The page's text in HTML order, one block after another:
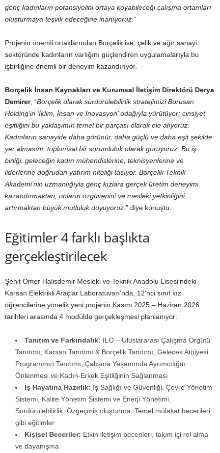
genç kadınların potansiyelini ortaya koyabileceği çalışma ortamları
oluşturmaya teşvik edeceğine inanıyoruz. ”
Projenin önemli ortaklarından Borçelik ise, çelik ve ağır sanayi
sektöründe kadınların varlığını güçlendiren uygulamalarıyla bu
işbirliğine önemli bir deneyim kazandırıyor.
Borçelik İnsan Kaynakları ve Kurumsal İletişim Direktörü Derya
Demirer, “Borçelik olarak sürdürülebilirlik stratejimizi Borusan
Holding’in ‘İklim, İnsan ve İnovasyon’ odağıyla yürütüyor; cinsiyet
eşitliğini bu yaklaşımın temel bir parçası olarak ele alıyoruz.
Kadınların sanayide daha görünür, daha güçlü ve daha eşit şekilde
yer almasını, toplumsal bir sorumluluk olarak görüyoruz. Bu iş
birliği, geleceğin kadın mühendislerine, teknisyenlerine ve
liderlerine doğrudan yatırım niteliği taşıyor. Borçelik Teknik
Akademi’nin uzmanlığıyla genç kızlara gerçek üretim deneyimi
kazandırmaktan, onların özgüvenini ve mesleki yetkinliğini
artırmaktan büyük mutluluk duyuyoruz .” diye konuştu.
Eğitimler 4 farklı başlıkta
gerçekleştirilecek
Şehit Ömer Halisdemir Mesleki ve Teknik Anadolu Lisesi’ndeki
Karsan Elektrikli Araçlar Laboratuvarı’nda, 12’nci sınıf kız
öğrencilerine yönelik yeni projenin Kasım 2025 – Haziran 2026
tarihleri arasında 4 modülde gerçekleşmesi planlanıyor:
Tanıtım ve Farkındalık: ILO – Uluslararası Çalışma Örgütü
Tanıtımı, Karsan Tanıtımı & Borçelik Tanıtımı, Gelecek Atölyesi
Programının Tanıtımı, Çalışma Yaşamında Ayrımcılığın
Önlenmesi ve Kadın-Erkek Eşitliğinin Sağlanması
İş Hayatına Hazırlık: İş Sağlığı ve Güvenliği, Çevre Yönetim
Sistemi, Kalite Yönetim Sistemi ve Enerji Yönetimi,
Sürdürülebilirlik, Özgeçmiş oluşturma, Temel mülakat becerileri
gibi eğitimler
Kişisel Beceriler: Etkin iletişim becerileri, takım içi rol alma
ve dayanışma